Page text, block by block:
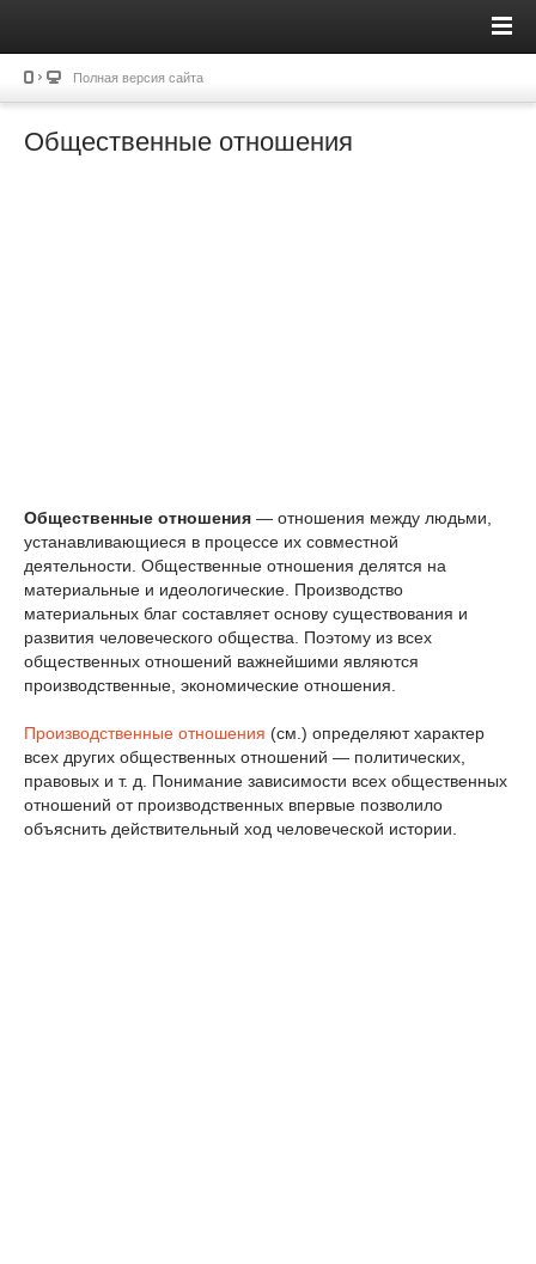
Полная версия сайта
Общественные отношения
Общественные отношения — отношения между людьми,
устанавливающиеся в процессе их совместной
деятельности. Общественные отношения делятся на
материальные и идеологические. Производство
материальных благ составляет основу существования и
развития человеческого общества. Поэтому из всех
общественных отношений важнейшими являются
производственные, экономические отношения.
Производственные отношения (см.) определяют характер
всех других общественных отношений — политических,
правовых и т. д. Понимание зависимости всех общественных
отношений от производственных впервые позволило
объяснить действительный ход человеческой истории.